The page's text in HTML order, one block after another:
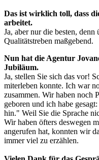
Das ist wirklich toll, dass
arbeitet.
Ja, aber nur die besten,
Qualitätstreben maßgebend.
Nun hat die Agentur
Jubiläum.
Ja, stellen Sie sich das vor!
miterleben konnte. Ich war
zusammen. Wir haben noch
geboren und ich habe
hin." Weil Sie die Sprache
Wir haben öfters deswegen
angerufen hat, konnten wir
immer viel zu erzählen.